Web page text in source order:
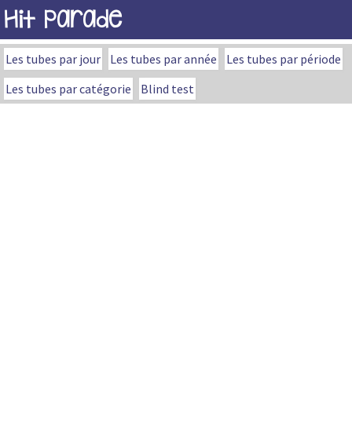
Hit Parade
Les tubes par jour Les tubes par année
Les tubes par période
Les tubes par catégorie
Blind test